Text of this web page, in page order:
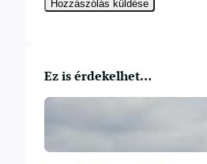
Ez is érdekelhet…